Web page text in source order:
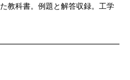
教科書。例題と解答収録。工学